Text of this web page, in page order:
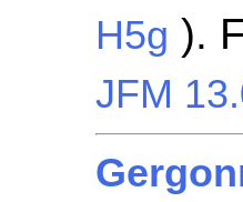
H5g ).
JFM